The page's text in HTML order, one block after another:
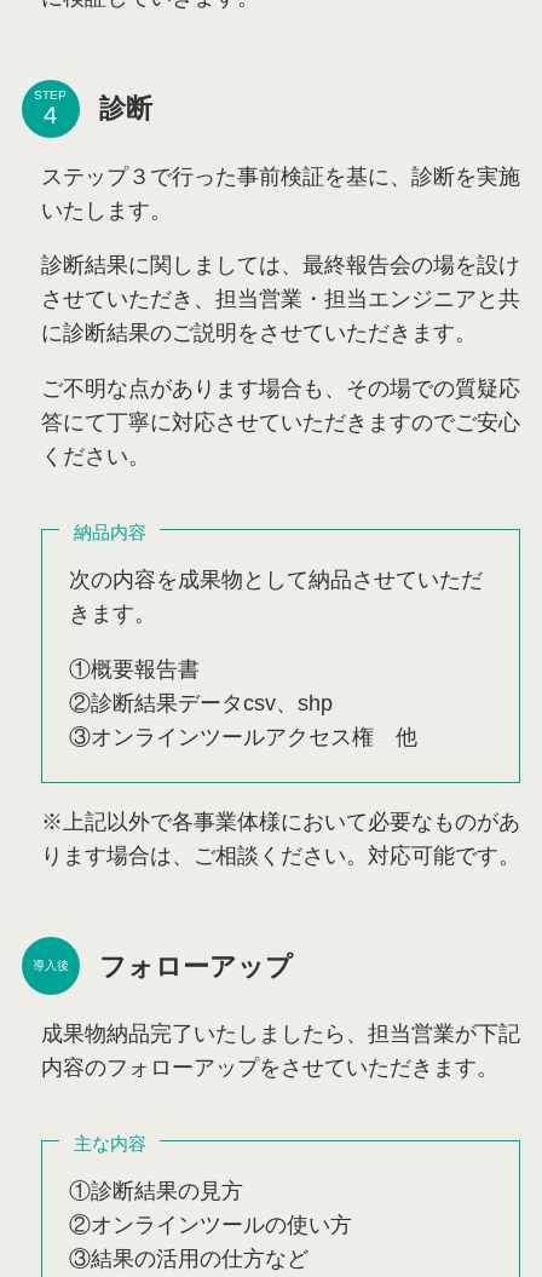
STEP 診断
ステップ３で行った事前検証を基に、診断を実施
いたします。
診断結果に関しましては、最終報告会の場を設け
させていただき、担当営業・担当エンジニアと共
に診断結果のご説明をさせていただきます。
ご不明な点があります場合も、その場での質疑応
答にて丁寧に対応させていただきますのでご安心
ください。
納品内容
次の内容を成果物として納品させていただ
きます。
①概要報告書
②診断結果データcsv、shp
③オンラインツールアクセス権 他
※上記以外で各事業体様において必要なものがあ
ります場合は、ご相談ください。対応可能です。
導入後 フォローアップ
成果物納品完了いたしましたら、担当営業が下記
内容のフォローアップをさせていただきます。
主な内容
①診断結果の見方
②オンラインツールの使い方
③結果の活用の仕方など